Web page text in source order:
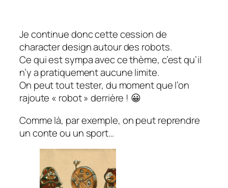
Je continue donc cette cession de
character design autour des robots.
Ce qui est sympa avec ce thème, c’est qu’il
n’y a pratiquement aucune limite.
On peut tout tester, du moment que l’on
rajoute « robot » derrière ! 😀
Comme là, par exemple, on peut reprendre
un conte ou un sport…